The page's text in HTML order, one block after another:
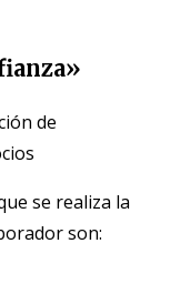
de
se realiza la
son: